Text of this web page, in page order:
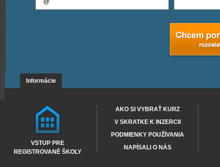
Informácie
VSTUP PRE
REGISTROVANÉ ŠKOLY
AKO SI VYBRAŤ KURZ
V SKRATKE K INZERCII
PODMIENKY POUŽÍVANIA
NAPÍSALI O NÁS